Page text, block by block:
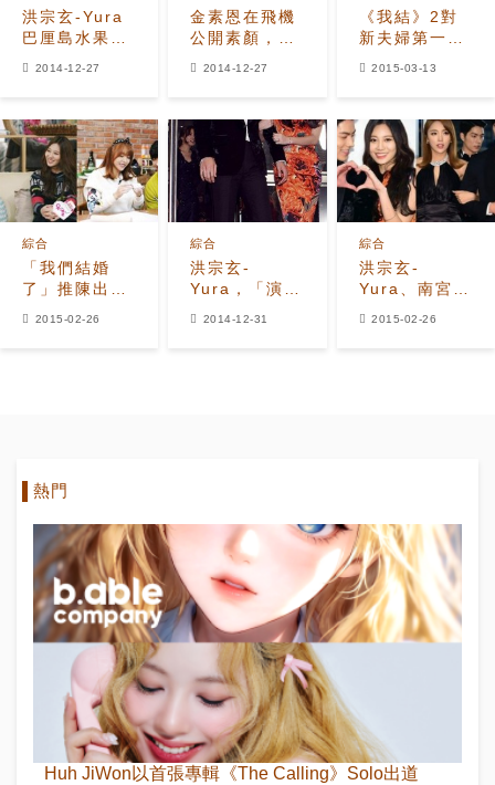
洪宗玄-Yura
巴厘島水果衝
2014-12-27
金素恩在飛機
公開素顏，引
2014-12-27
《我結》2對
新夫婦第一次
2015-03-13
「我們結婚
了」推陳出新
綜合
2015-02-26
洪宗玄-
Yura，「演藝
綜合
2014-12-31
洪宗玄-
Yura、南宮
綜合
2015-02-26
熱門
Huh JiWon以首張專輯《The Calling》Solo出道